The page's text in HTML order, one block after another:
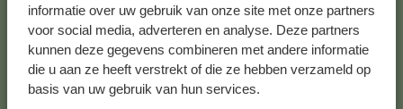
informatie over uw gebruik van onze site met onze partners
voor social media, adverteren en analyse. Deze partners
kunnen deze gegevens combineren met andere informatie
die u aan ze heeft verstrekt of die ze hebben verzameld op
basis van uw gebruik van hun services.
Klantenservice
Voor vragen, tips of hulp kun je contact opnemen met onze